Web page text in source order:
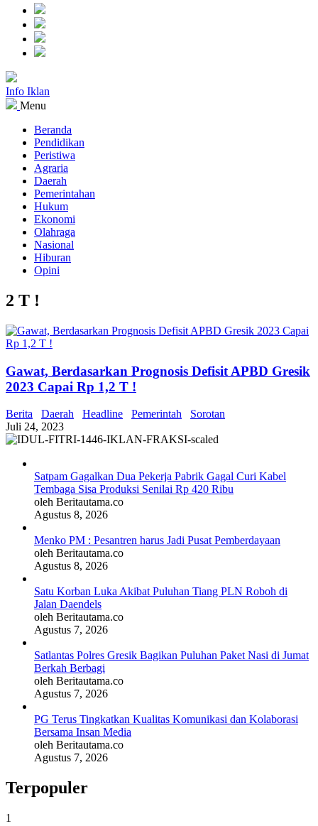
Info Iklan
Menu
Beranda
Pendidikan
Peristiwa
Agraria
Daerah
Pemerintahan
Hukum
Ekonomi
Olahraga
Nasional
Hiburan
Opini
2 T !
Gawat, Berdasarkan Prognosis Defisit APBD Gresik
2023 Capai Rp 1,2 T !
Berita Daerah Headline Pemerintah
Sorotan
Juli 24, 2023
Satpam Gagalkan Dua Pekerja Pabrik Gagal Curi Kabel
Tembaga Sisa Produksi Senilai Rp 420 Ribu
oleh Beritautama.co
Agustus 8, 2026
Menko PM : Pesantren harus Jadi Pusat Pemberdayaan
oleh Beritautama.co
Agustus 8, 2026
Satu Korban Luka Akibat Puluhan Tiang PLN Roboh di
Jalan Daendels
oleh Beritautama.co
Agustus 7, 2026
Satlantas Polres Gresik Bagikan Puluhan Paket Nasi di Jumat
Berkah Berbagi
oleh Beritautama.co
Agustus 7, 2026
PG Terus Tingkatkan Kualitas Komunikasi dan Kolaborasi
Bersama Insan Media
oleh Beritautama.co
Agustus 7, 2026
Terpopuler
1